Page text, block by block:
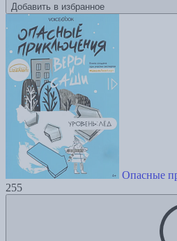
Добавить в избранное
Опасные
255